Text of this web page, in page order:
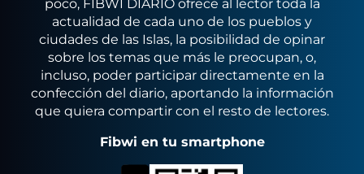
poco, FIBWI DIARIO ofrece al lector toda la
actualidad de cada uno de los pueblos y
ciudades de las Islas, la posibilidad de opinar
sobre los temas que más le preocupan, o,
incluso, poder participar directamente en la
confección del diario, aportando la información
que quiera compartir con el resto de lectores.
Fibwi en tu smartphone